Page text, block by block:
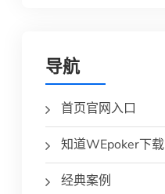
导航
首页官网入口
知道WEpoker下载
经典案例